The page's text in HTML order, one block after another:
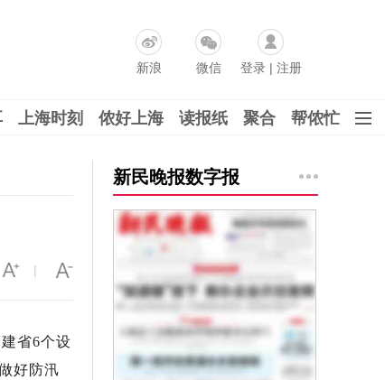
新浪 微信 登录| 注册
上海时刻 侬好上海 读报纸 聚合 帮侬忙
|
省6个设
好防汛
新民晚报数字报